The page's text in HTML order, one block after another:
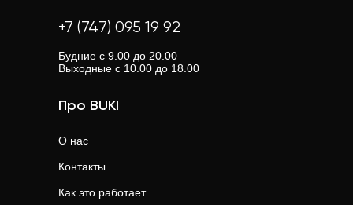
+7 (747) 095 19 92
Будние с 9.00 до 20.00
Выходные с 10.00 до 18.00
Про BUKI
О нас
Контакты
Как это работает